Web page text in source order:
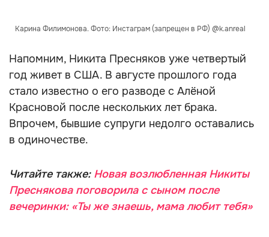
Карина Филимонова. Фото: Инстаграм (запрещен в РФ) @k.anreal
Напомним, Никита Пресняков уже четвертый
год живет в США. В августе прошлого года
стало известно о его разводе с Алёной
Красновой после нескольких лет брака.
Впрочем, бывшие супруги недолго оставались
в одиночестве.
Читайте также: Новая возлюбленная Никиты
Преснякова поговорила с сыном после
вечеринки: «Ты же знаешь, мама любит тебя»